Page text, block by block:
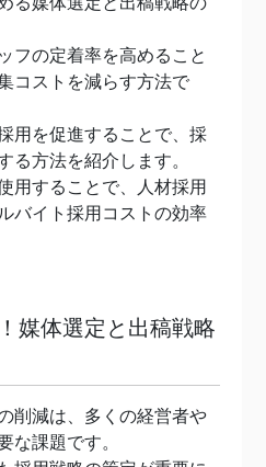
フの定着率を高めること
コストを減らす方法で
用を促進することで、採
る方法を紹介します。
用することで、人材採用
バイト採用コストの効率
媒体選定と出稿戦略
削減は、多くの経営者や
な課題です。